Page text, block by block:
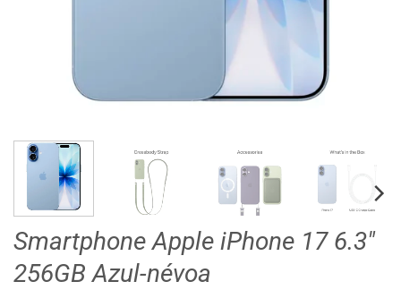
Smartphone Apple iPhone 17 6.3″
256GB Azul-névoa